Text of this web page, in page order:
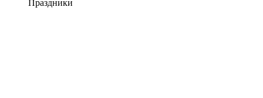
Праздники